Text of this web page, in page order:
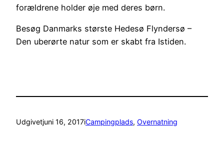
forældrene holder øje med deres børn.
Besøg Danmarks største Hedesø Flyndersø –
Den uberørte natur som er skabt fra Istiden.
Udgivetjuni 16, 2017iCampingplads, Overnatning